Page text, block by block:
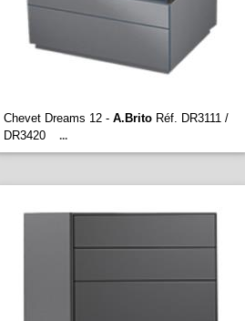
Chevet Dreams 12 - A.Brito Réf. DR3111 /
DR3420
...